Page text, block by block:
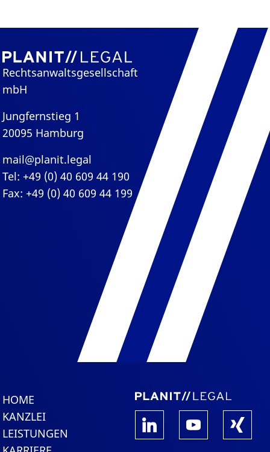
Rechtsanwaltsgesellschaft
mbH
Jungfernstieg 1
20095 Hamburg
mail@planit.legal
Tel: +49 (0) 40 609 44 190
Fax: +49 (0) 40 609 44 199
HOME
KANZLEI
LEISTUNGEN